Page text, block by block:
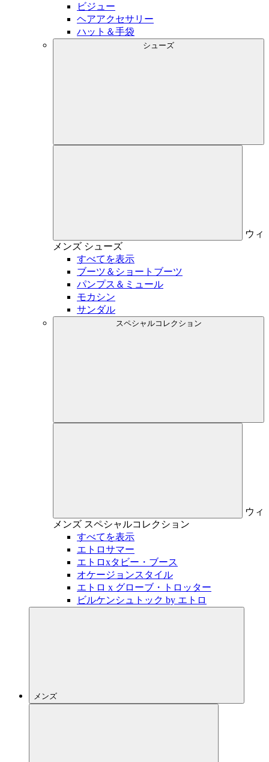
ビジュー
ヘアアクセサリー
ハット＆手袋
シューズ
ウィ
メンズ シューズ
すべてを表示
ブーツ＆ショートブーツ
パンプス＆ミュール
モカシン
サンダル
スペシャルコレクション
ウィ
メンズ スペシャルコレクション
すべてを表示
エトロサマー
エトロxタビー・ブース
オケージョンスタイル
エトロ x グローブ・トロッター
ビルケンシュトック by エトロ
メンズ